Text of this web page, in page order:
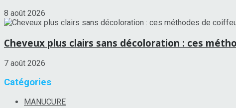
8 août 2026
Cheveux plus clairs sans décoloration : ces
7 août 2026
Catégories
MANUCURE